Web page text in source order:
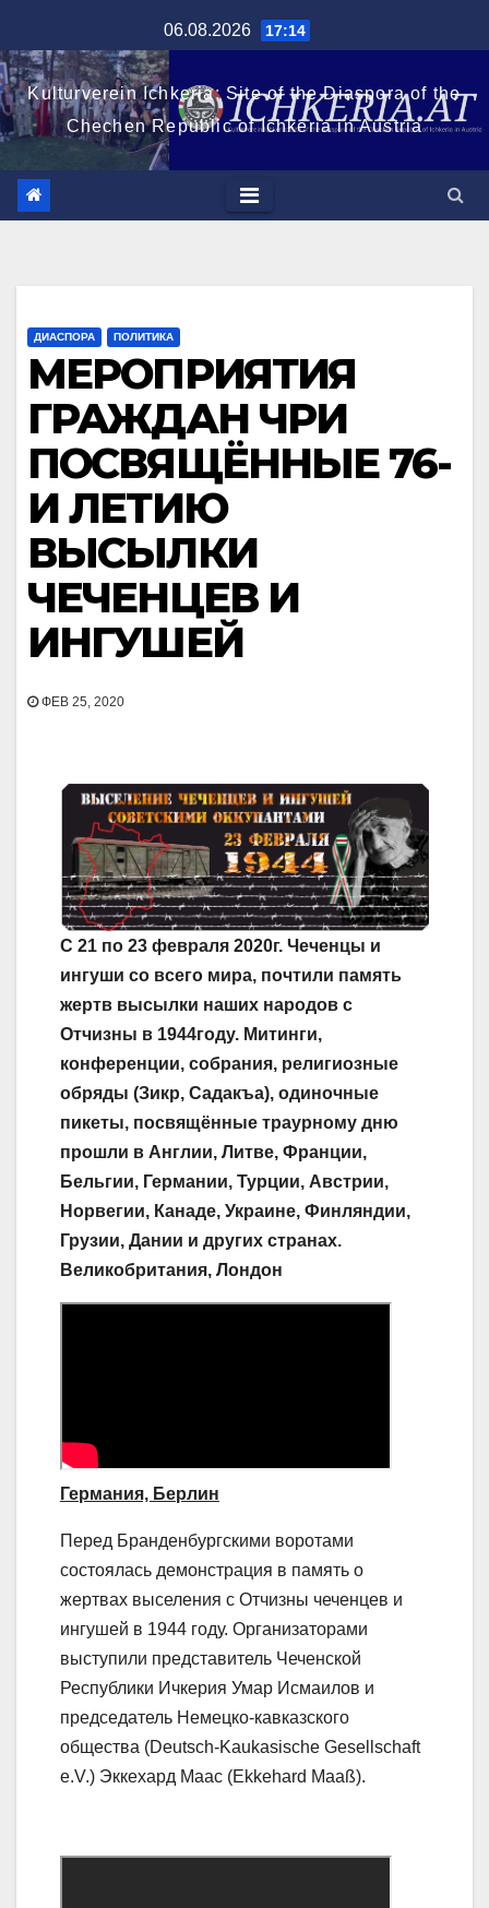
к
содержимому
06.08.2026 17:14
Kulturverein Ichkeria: Site of the Diaspora of the
Chechen Republic of Ichkeria in Austria
ДИАСПОРА ПОЛИТИКА
МЕРОПРИЯТИЯ
ГРАЖДАН ЧРИ
ПОСВЯЩЁННЫЕ 76-
И ЛЕТИЮ
ВЫСЫЛКИ
ЧЕЧЕНЦЕВ И
ИНГУШЕЙ
ФЕВ 25, 2020
С 21 по 23 февраля 2020г. Чеченцы и
ингуши со всего мира, почтили память
жертв высылки наших народов с
Отчизны в 1944году. Митинги,
конференции, собрания, религиозные
обряды (Зикр, Садакъа), одиночные
пикеты, посвящённые траурному дню
прошли в Англии, Литве, Франции,
Бельгии, Германии, Турции, Австрии,
Норвегии, Канаде, Украине, Финляндии,
Грузии, Дании и других странах.
Великобритания, Лондон
Германия, Берлин
Перед Бранденбургскими воротами
состоялась демонстрация в память о
жертвах выселения с Отчизны чеченцев и
ингушей в 1944 году. Организаторами
выступили представитель Чеченской
Республики Ичкерия Умар Исмаилов и
председатель Немецко-кавказского
общества (Deutsch-Kaukasische Gesellschaft
e.V.) Эккехард Маас (Ekkehard Maaß).